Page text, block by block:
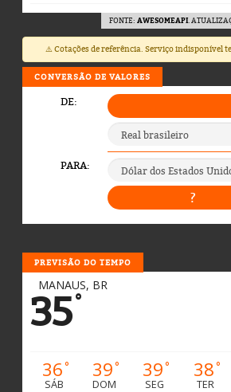
FONTE: AWESOMEAPI.
⚠️ Cotações de referência. Serviço indisponível
CONVERSÃO DE VALORES
PREVISÃO DO TEMPO
MANAUS, BR
35°
36°
SÁB
39°
DOM
39°
SEG
38°
TER